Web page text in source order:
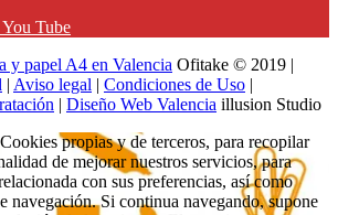
You Tube
y papel A4 en Valencia Ofitake © 2019 |
| Aviso legal | Condiciones de Uso |
| Diseño Web Valencia illusion Studio
propias y de terceros, para recopilar
de mejorar nuestros servicios, para
con sus preferencias, así como
navegación. Si continua navegando, supone